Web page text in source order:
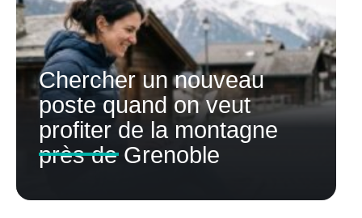
Chercher un nouveau
poste quand on veut
profiter de la montagne
près de Grenoble